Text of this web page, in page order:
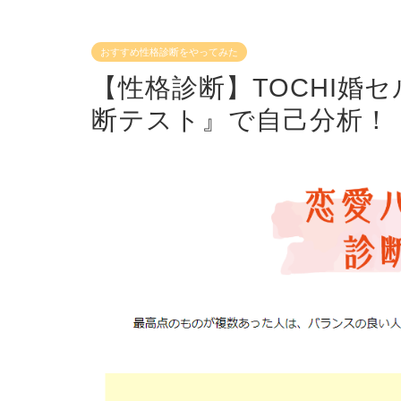
おすすめ性格診断をやってみた
【性格診断】TOCHI婚
断テスト』で自己分析！